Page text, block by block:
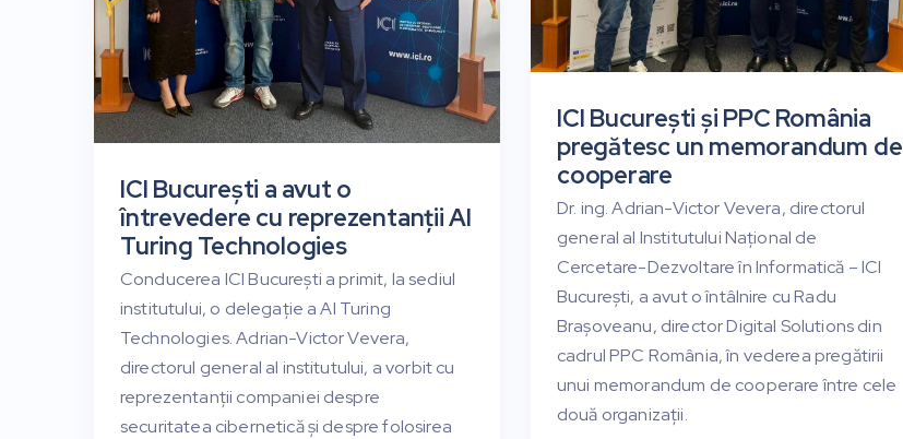
ICI București a avut o
întrevedere cu reprezentanții AI
Turing Technologies
Conducerea ICI București a primit, la sediul
institutului, o delegație a AI Turing
Technologies. Adrian-Victor Vevera,
directorul general al institutului, a vorbit cu
reprezentanții companiei despre
securitatea cibernetică și despre folosirea
ICI București și PPC România
pregătesc un memorandum de
cooperare
Dr. ing. Adrian-Victor Vevera, directorul
general al Institutului Național de
Cercetare-Dezvoltare în Informatică – ICI
București, a avut o întâlnire cu Radu
Brașoveanu, director Digital Solutions din
cadrul PPC România, în vederea pregătirii
unui memorandum de cooperare între cele
două organizații.